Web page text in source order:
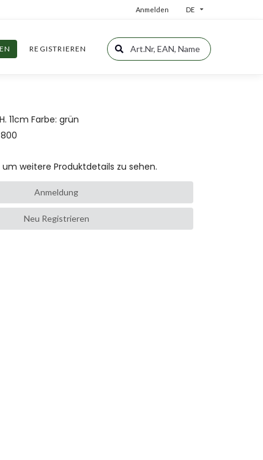
Anmelden DE
REGISTRIEREN
11cm Farbe: grün
um weitere Produktdetails zu sehen.
Anmeldung
Neu Registrieren